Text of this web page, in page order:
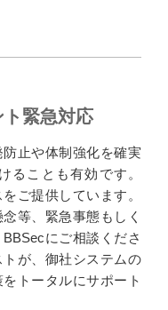
緊急対応
止や体制強化を確実
ることも有効です。
ご提供しています。
等、緊急事態もしく
にご相談くださ
が、御社システムの
トータルにサポート